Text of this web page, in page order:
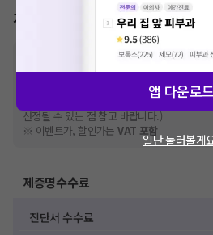
가격표
추가비용 등으로 실제
한 가격은 해당 의료기관에 직접 문의해주세
건강보험심사평가원에
격입니다. (진료와 연관된 복합적인 비용이 추
산정될 수 있는 점 참고 바랍니다.)
※ 이벤트가, 할인가는VAT 포함
제증명수수료
진단서 수수료
앱 다운로드
일단 둘러볼게